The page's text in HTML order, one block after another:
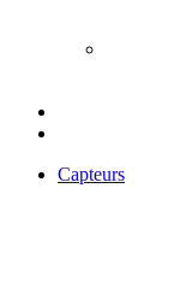
Capteurs